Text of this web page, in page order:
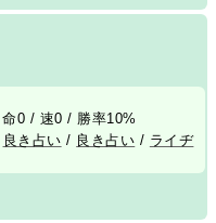
0 / 速0 / 勝率10%
良き占い / 良き占い / ライヂ